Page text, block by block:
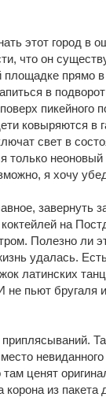
этот город в
что он
площадке прямо
в
пикейного
ковыряются в
свет в
только
я хочу
завернуть
на
Полезно ли
удалась.
латинских
не пьют бругаля
ценят
из